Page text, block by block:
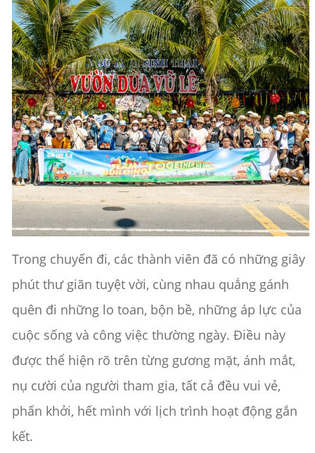
Trong chuyến đi, các thành viên đã có những giây
phút thư giãn tuyệt vời, cùng nhau quẳng gánh
quên đi những lo toan, bộn bề, những áp lực của
cuộc sống và công việc thường ngày. Điều này
được thể hiện rõ trên từng gương mặt, ánh mắt,
nụ cười của người tham gia, tất cả đều vui vẻ,
phấn khởi, hết mình với lịch trình hoạt động gắn
kết.